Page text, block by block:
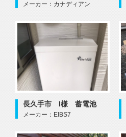
メーカー：カナディアン
長久手市 I様 蓄電池
メーカー：EIBS7